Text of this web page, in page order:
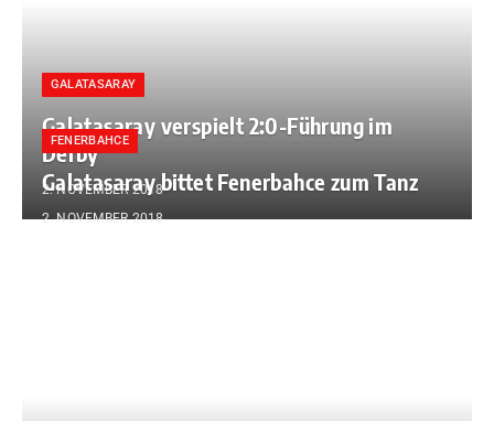
GALATASARAY
Galatasaray verspielt 2:0-Führung im
Derby
2. NOVEMBER 2018
FENERBAHCE
Galatasaray bittet Fenerbahce zum Tanz
2. NOVEMBER 2018